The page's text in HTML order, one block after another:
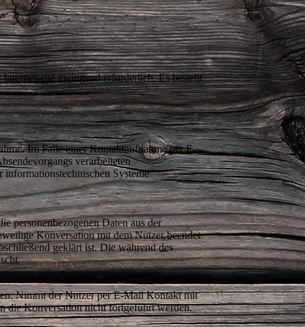
zwingend erforderlich. Es besteht
Im Falle einer Kontaktaufnahme per E-
verarbeiteten
informationstechnischen Systeme
personenbezogenen Daten aus der
Konversation mit dem Nutzer beendet
geklärt ist. Die während des
Nimmt der Nutzer per E-Mail Kontakt mit
die Konversation nicht fortgeführt werden.